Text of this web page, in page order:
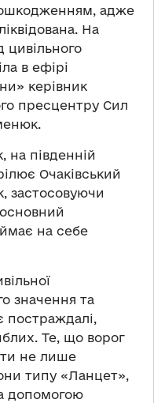
адже
На
в ефірі
керівник
пресцентру Сил
на південній
Очаківський
застосовуючи
основний
на себе
значення та
постраждалі,
Те, що ворог
не лише
типу «Ланцет»,
допомогою